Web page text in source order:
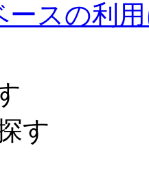
ースの利
す